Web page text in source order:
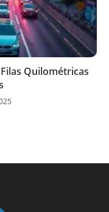
Quilométricas